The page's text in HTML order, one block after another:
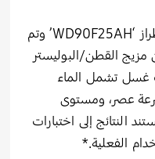
برنامج القمصان متاح على الطراز ‘WD90F25AH’ وتم
القطن/البوليستر
ظروف غسل تشمل الماء
عصر، ومستوى
النتائج إلى اختبارات
الفعلية.*